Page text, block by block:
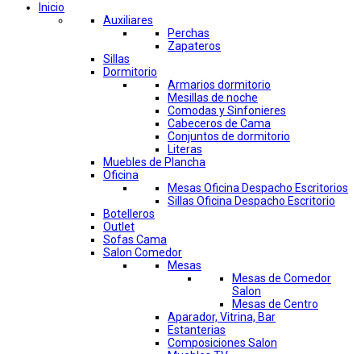
Inicio
Auxiliares
Perchas
Zapateros
Sillas
Dormitorio
Armarios dormitorio
Mesillas de noche
Comodas y Sinfonieres
Cabeceros de Cama
Conjuntos de dormitorio
Literas
Muebles de Plancha
Oficina
Mesas Oficina Despacho Escritorios
Sillas Oficina Despacho Escritorio
Botelleros
Outlet
Sofas Cama
Salon Comedor
Mesas
Mesas de Comedor
Salon
Mesas de Centro
Aparador, Vitrina, Bar
Estanterias
Composiciones Salon